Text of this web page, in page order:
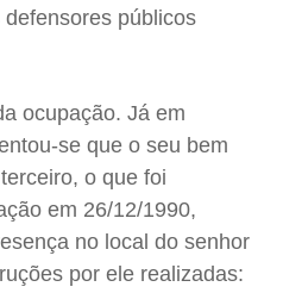
públicos
ocupação. Já em
se que o seu bem
o que foi
em 26/12/1990,
no local do senhor
por ele realizadas: